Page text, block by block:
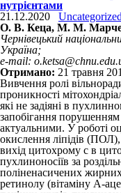
нутрієнтами
21.12.2020
Uncategorized
О. В. Кеца, М. М.
Чернівецький
Україна;
e-mail:
Отримано: 21 травня
Вивчення ролі
проникності
які не задіяні в
запобігання
актуальними. У роботі
окислення ліпідів
вихід цито­хрому с в
пухлиноносіїв за
поліненасичених
ретинолу (вітаміну А-